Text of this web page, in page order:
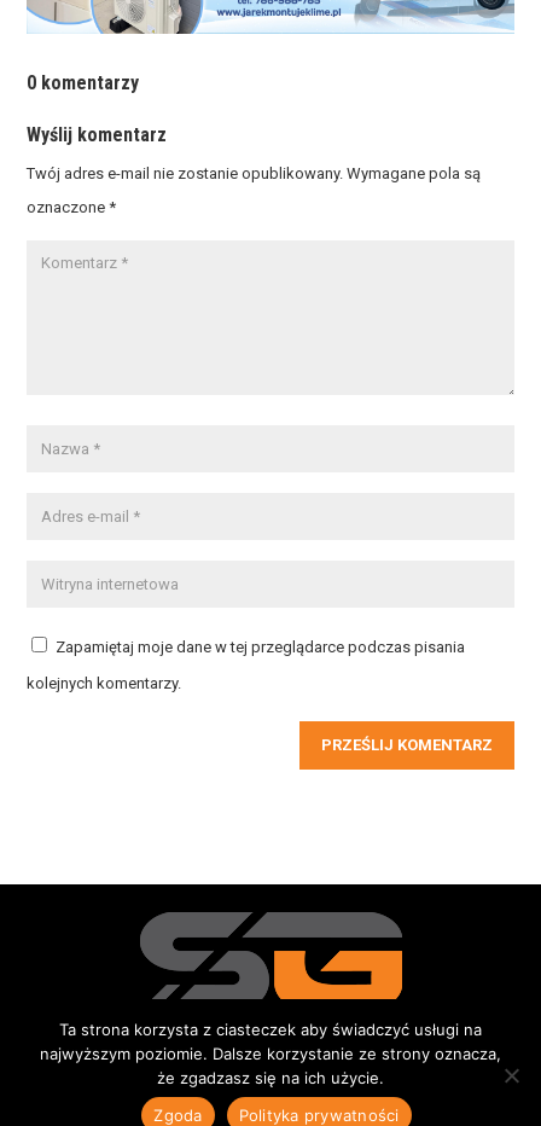
0 komentarzy
Wyślij komentarz
Twój adres e-mail nie zostanie opublikowany. Wymagane pola są
oznaczone*
Zapamiętaj moje dane w tej przeglądarce podczas pisania
kolejnych komentarzy.
PRZEŚLIJ KOMENTARZ
Redakcja Kontakt Reklama Do pobrania
© 2015-2026 Sportowe Gniezno|Wszystkie prawa zastrzeżone |
Ta strona korzysta z ciasteczek aby świadczyć usługi na
najwyższym poziomie. Dalsze korzystanie ze strony oznacza,
że zgadzasz się na ich użycie.
Zgoda
Polityka prywatności